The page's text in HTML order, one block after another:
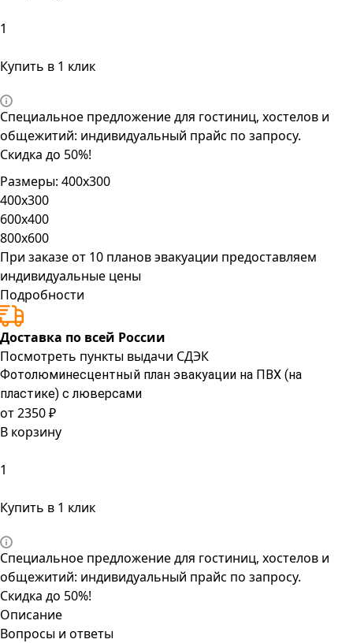
Купить в 1 клик
Специальное предложение для гостиниц, хостелов и
общежитий: индивидуальный прайс по запросу.
Скидка до 50%!
Размеры: 400x300
400x300
600x400
800x600
При заказе от 10 планов эвакуации предоставляем
индивидуальные цены
Подробности
Доставка по всей России
Посмотреть пункты выдачи СДЭК
Фотолюминесцентный план эвакуации на ПВХ (на
пластике) с люверсами
от 2350 ₽
В корзину
Купить в 1 клик
Специальное предложение для гостиниц, хостелов и
общежитий: индивидуальный прайс по запросу.
Скидка до 50%!
Описание
Вопросы и ответы